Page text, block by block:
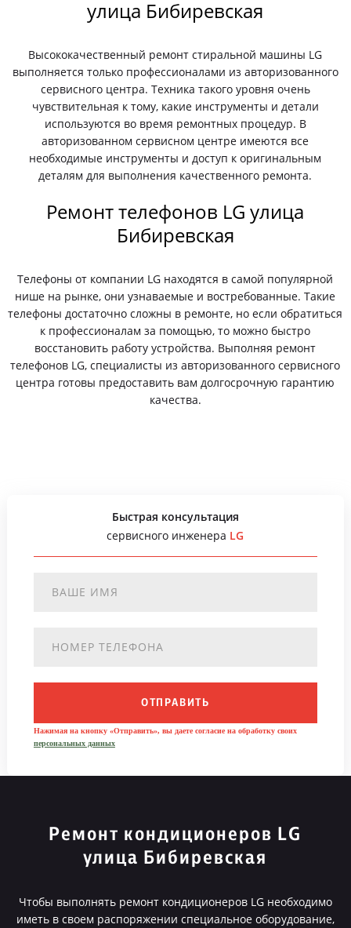
улица Бибиревская
Высококачественный ремонт стиральной машины LG
выполняется только профессионалами из авторизованного
сервисного центра. Техника такого уровня очень
чувствительная к тому, какие инструменты и детали
используются во время ремонтных процедур. В
авторизованном сервисном центре имеются все
необходимые инструменты и доступ к оригинальным
деталям для выполнения качественного ремонта.
Ремонт телефонов LG улица
Бибиревская
Телефоны от компании LG находятся в самой популярной
нише на рынке, они узнаваемые и востребованные. Такие
телефоны достаточно сложны в ремонте, но если обратиться
к профессионалам за помощью, то можно быстро
восстановить работу устройства. Выполняя ремонт
телефонов LG, специалисты из авторизованного сервисного
центра готовы предоставить вам долгосрочную гарантию
качества.
Быстрая консультация
сервисного инженера LG
ОТПРАВИТЬ
Нажимая на кнопку «Отправить», вы даете согласие на обработку своих
персональных данных
Ремонт кондиционеров LG
улица Бибиревская
Чтобы выполнять ремонт кондиционеров LG необходимо
иметь в своем распоряжении специальное оборудование,